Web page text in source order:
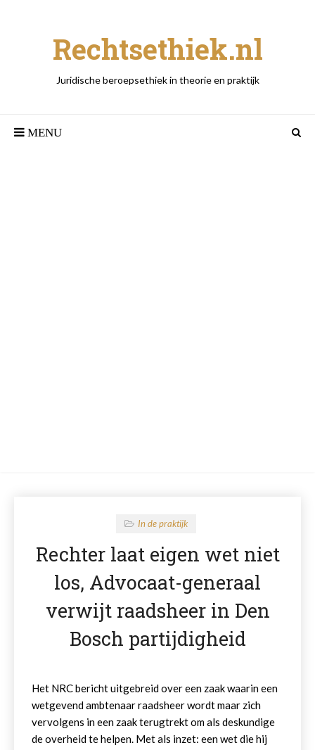
Rechtsethiek.nl
Juridische beroepsethiek in theorie en praktijk
In de praktijk
Rechter laat eigen wet niet
los, Advocaat-generaal
verwijt raadsheer in Den
Bosch partijdigheid
Het NRC bericht uitgebreid over een zaak waarin een
wetgevend ambtenaar raadsheer wordt maar zich
vervolgens in een zaak terugtrekt om als deskundige
de overheid te helpen. Met als inzet: een wet die hij